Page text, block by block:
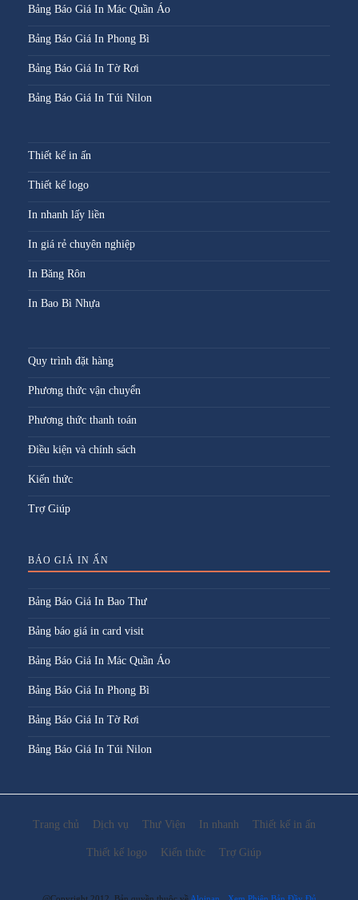
Bảng Báo Giá In Mác Quần Áo
Bảng Báo Giá In Phong Bì
Bảng Báo Giá In Tờ Rơi
Bảng Báo Giá In Túi Nilon
Thiết kế in ấn
Thiết kế logo
In nhanh lấy liền
In giá rẻ chuyên nghiệp
In Băng Rôn
In Bao Bì Nhựa
Quy trình đặt hàng
Phương thức vận chuyển
Phương thức thanh toán
Điều kiện và chính sách
Kiến thức
Trợ Giúp
BÁO GIÁ IN ẤN
Bảng Báo Giá In Bao Thư
Bảng báo giá in card visit
Bảng Báo Giá In Mác Quần Áo
Bảng Báo Giá In Phong Bì
Bảng Báo Giá In Tờ Rơi
Bảng Báo Giá In Túi Nilon
Trang chủ Dịch vụ Thư Viện In nhanh Thiết kế in ấn
Thiết kế logo Kiến thức Trợ Giúp